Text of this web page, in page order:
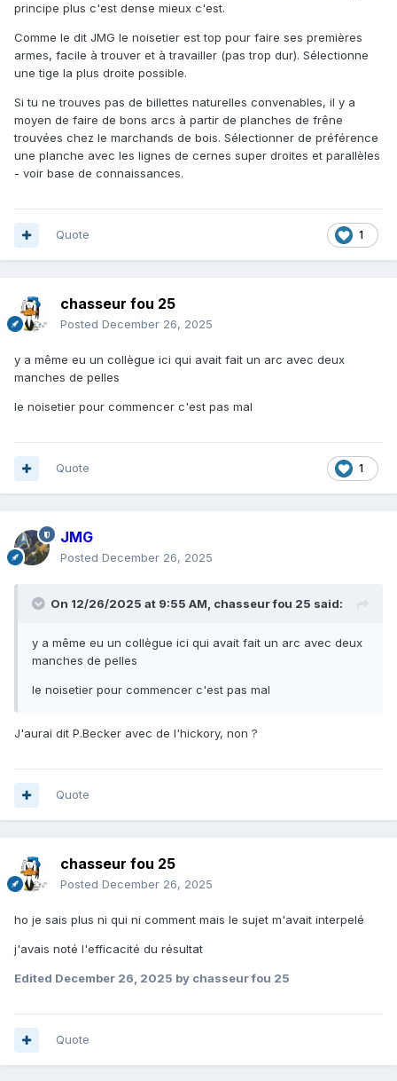
principe plus c'est dense mieux c'est.
Comme le dit JMG le noisetier est top pour faire ses premières
armes, facile à trouver et à travailler (pas trop dur). Sélectionne
une tige la plus droite possible.
Si tu ne trouves pas de billettes naturelles convenables, il y a
moyen de faire de bons arcs à partir de planches de frêne
trouvées chez le marchands de bois. Sélectionner de préférence
une planche avec les lignes de cernes super droites et parallèles
- voir base de connaissances.
1
Quote
chasseur fou 25
Posted December 26, 2025
y a même eu un collègue ici qui avait fait un arc avec deux
manches de pelles
le noisetier pour commencer c'est pas mal
1
Quote
JMG
Posted December 26, 2025
On 12/26/2025 at 9:55 AM, chasseur fou 25 said:
y a même eu un collègue ici qui avait fait un arc avec deux
manches de pelles
le noisetier pour commencer c'est pas mal
J'aurai dit P.Becker avec de l'hickory, non ?
Quote
chasseur fou 25
Posted December 26, 2025
ho je sais plus ni qui ni comment mais le sujet m'avait interpelé
j'avais noté l'efficacité du résultat
Edited December 26, 2025 by chasseur fou 25
Quote